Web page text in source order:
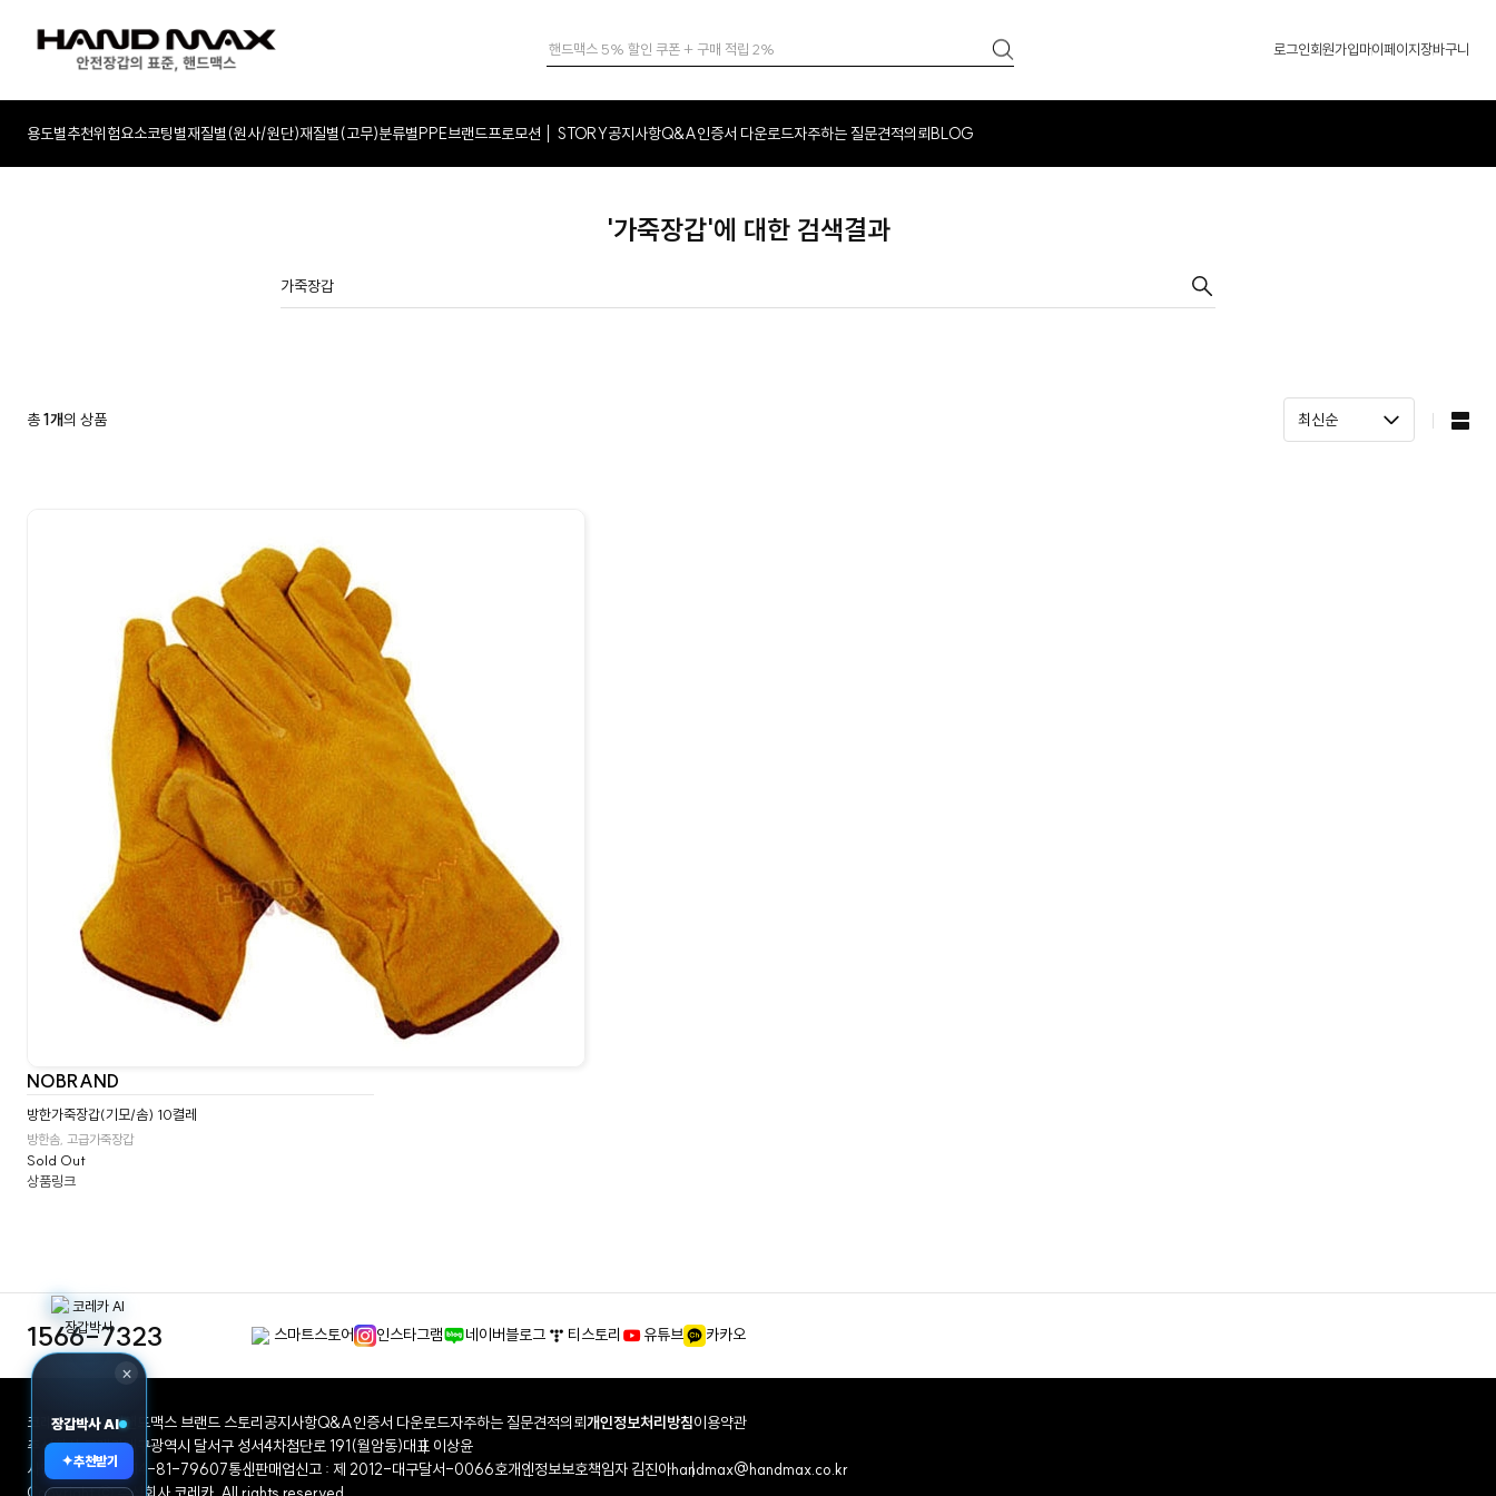
로그인회원가입마이페이지장바구니
용도별추천위험요소코팅별재질별(원사/원단)재질별(고무)분류별PPE브랜드프로모션 STORY공지사항Q&A인증서 다운로드자주하는 질문견적의뢰BLOG
×
장갑박사 AI
✦추천받기
'가죽장갑'에 대한 검색결과
총1개의 상품
NOBRAND
방한가죽장갑(기모/솜) 10켤레
방한솜, 고급가죽장갑
Sold Out
상품링크
1566-7323 스마트스토어 인스타그램 네이버블로그 티스토리 유튜브 카카오
코레카 회사소개핸드맥스 브랜드 스토리공지사항Q&A인증서 다운로드자주하는 질문견적의뢰개인정보처리방침이용약관
주식회사 코레카대구광역시 달서구 성서4차첨단로 191(월암동)대표 이상윤
사업자등록번호 514-81-79607통신판매업신고 : 제 2012-대구달서-0066호개인정보보호책임자 김진아handmax@handmax.co.kr